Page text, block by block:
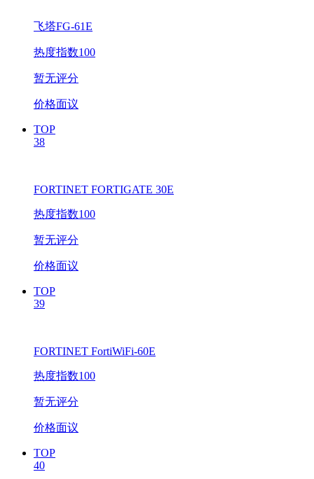
飞塔FG-61E
热度指数100
暂无评分
价格面议
TOP
38
FORTINET FORTIGATE 30E
热度指数100
暂无评分
价格面议
TOP
39
FORTINET FortiWiFi-60E
热度指数100
暂无评分
价格面议
TOP
40